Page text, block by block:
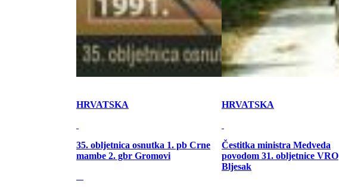
HRVATSKA
35. obljetnica osnutka 1. pb Crne
mambe 2. gbr Gromovi
HRVATSKA
Čestitka ministra Medveda
povodom 31. obljetnice VRO
Bljesak